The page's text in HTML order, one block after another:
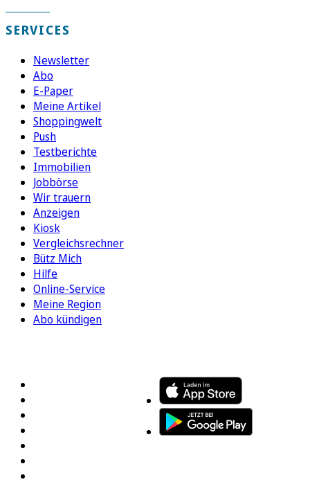
SERVICES
Newsletter
Abo
E-Paper
Meine Artikel
Shoppingwelt
Push
Testberichte
Immobilien
Jobbörse
Wir trauern
Anzeigen
Kiosk
Vergleichsrechner
Bütz Mich
Hilfe
Online-Service
Meine Region
Abo kündigen